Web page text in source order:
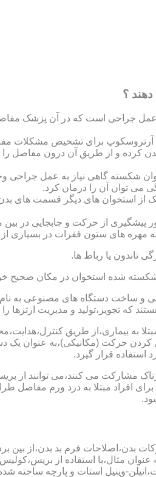
؟
جراحی است که در آن پزشک مفاصل
آرتروسکوپ برای تشخیص مشکلات
کرده و از طریق آن درون مفاصل
شکسته گاهی نیاز به عمل جراحی
می توان آن را درمان کرد.
از استخوان های دیگر قسمت های
پیشگیری از حرکت و جابجایی در
های ستون فقرات در بسیاری
تاندون یا رباط ها.
شده استخوان در مکان صحیح خود
ساخت دستگاه های مصنوعی به
که تجویز،تولید و مدیریت ارتزها
به بیماری،از طریق
حرکت (مکانیکی)،به عنوان یک
قرار گیرد.
مشارکت می کنند،می توانند از
افراد مبتلا به درد ورم مفاصل
بدن،اصلاحات فرم بد بدن،از بین
مثال،با استفاده از
وینیل استات و پارچه ساخته